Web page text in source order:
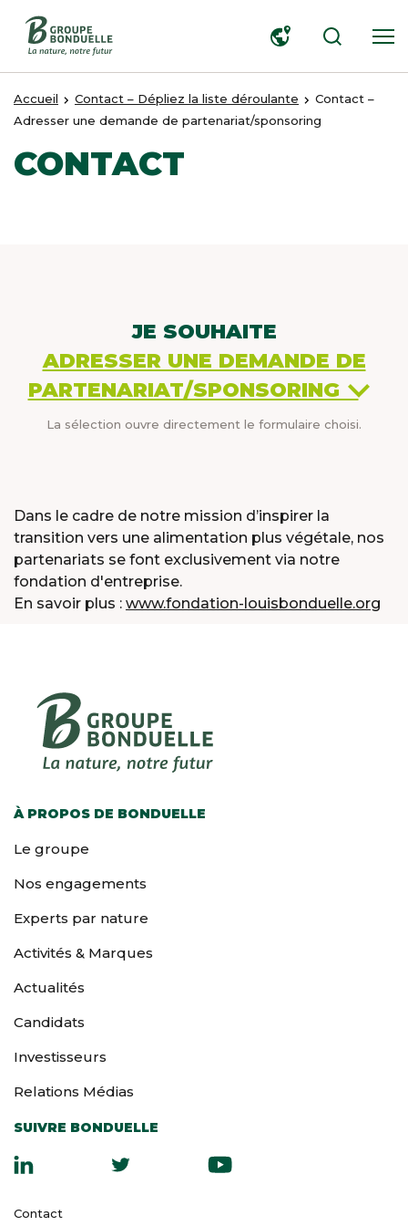
Accueil Contact – Dépliez la liste déroulante
Contact –
Adresser une demande de partenariat/sponsoring
CONTACT
JE SOUHAITE
ADRESSER UNE DEMANDE DE
PARTENARIAT/SPONSORING
La sélection ouvre directement le formulaire choisi.
Dans le cadre de notre mission d’inspirer la
transition vers une alimentation plus végétale, nos
partenariats se font exclusivement via notre
fondation d'entreprise.
En savoir plus : www.fondation-louisbonduelle.org
À PROPOS DE BONDUELLE
Le groupe
Nos engagements
Experts par nature
Activités & Marques
Actualités
Candidats
Investisseurs
Relations Médias
SUIVRE BONDUELLE
Contact
MEET OUR PLANET-
FRIENDLY FOOD